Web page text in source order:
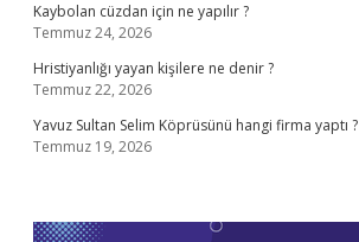
Kaybolan cüzdan için ne yapılır ?
Temmuz 24, 2026
Hristiyanlığı yayan kişilere ne denir ?
Temmuz 22, 2026
Yavuz Sultan Selim Köprüsünü hangi firma yaptı ?
Temmuz 19, 2026